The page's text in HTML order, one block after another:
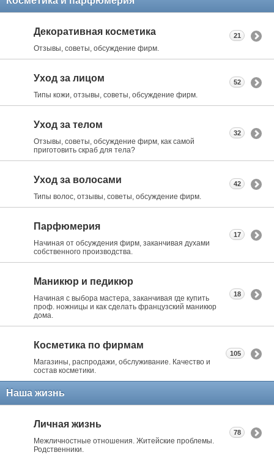
Декоративная косметика
Отзывы, советы, обсуждение фирм.
21
Уход за лицом
Типы кожи, отзывы, советы, обсуждение фирм.
52
Уход за телом
Отзывы, советы, обсуждение фирм, как самой
приготовить скраб для тела?
32
Уход за волосами
Типы волос, отзывы, советы, обсуждение фирм.
42
Парфюмерия
Начиная от обсуждения фирм, заканчивая духами
собственного производства.
17
Маникюр и педикюр
Начиная с выбора мастера, заканчивая где купить
проф. ножницы и как сделать французский маникюр
дома.
18
Косметика по фирмам
Магазины, распродажи, обслуживание. Качество и
состав косметики.
105
Наша жизнь
Личная жизнь
Межличностные отношения. Житейские проблемы.
Родственники.
78